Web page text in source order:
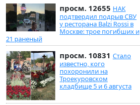
просм. 12655 НАК
подтвердил подрыв СВУ
у ресторана Balzi Rossi в
Москве: трое погибших и
21 раненый
просм. 10831 Стало
известно, кого
похоронили на
Троекуровском
кладбище 5 и 6 августа